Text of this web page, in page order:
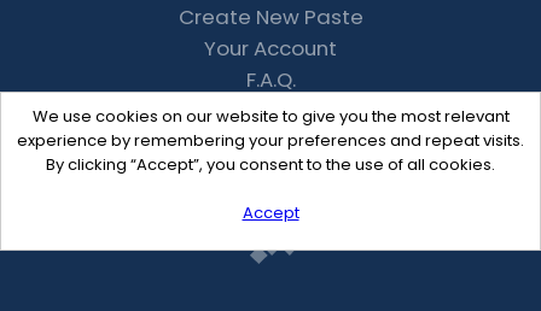
We use cookies on our website to give you the most relevant
experience by remembering your preferences and repeat visits.
By clicking “Accept”, you consent to the use of all cookies.
Accept
Create New Paste
Your Account
F.A.Q.
Recent
Contact